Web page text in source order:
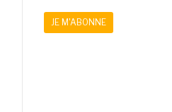
JE M'ABONNE